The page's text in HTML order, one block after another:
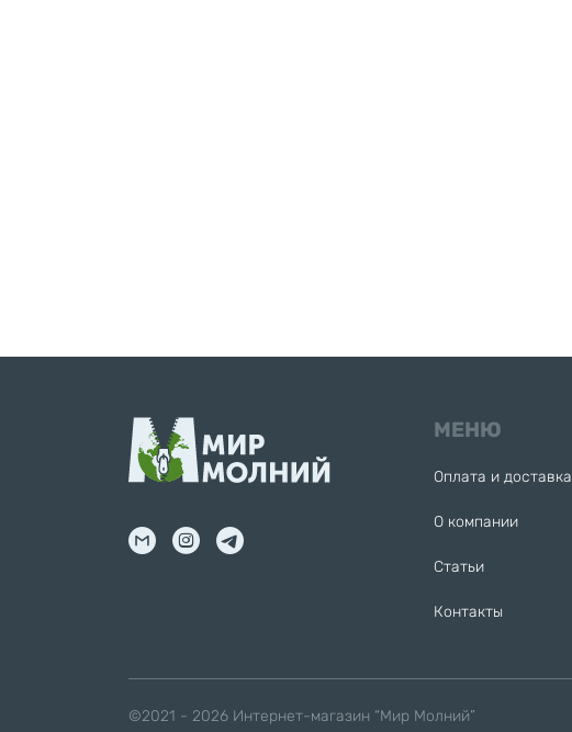
МЕНЮ
Оплата и доставка
О компании
Статьи
Контакты
©2021 - 2026 Интернет-магазин “Мир Молний”